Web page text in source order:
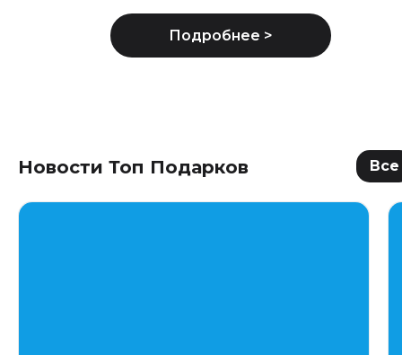
Новости Топ Подарков Все